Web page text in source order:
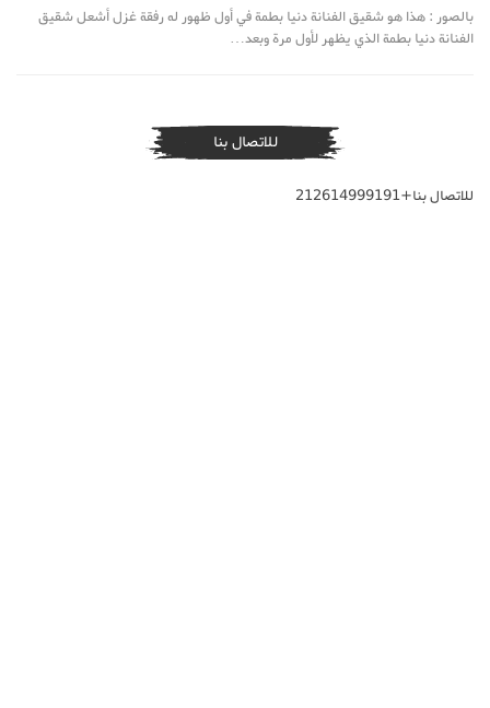
بالصور : هذا هو شقيق الفنانة دنيا بطمة في أول ظهور له رفقة غزل أشعل شقيق
الفنانة دنيا بطمة الذي يظهر لأول مرة وبعد…
للاتصال بنا
للاتصال بنا+212614999191